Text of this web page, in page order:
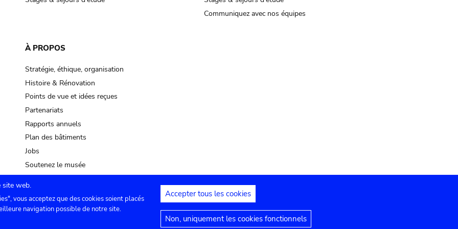
Communiquez avec nos équipes
À PROPOS
Stratégie, éthique, organisation
Histoire & Rénovation
Points de vue et idées reçues
Partenariats
Rapports annuels
Plan des bâtiments
Jobs
Soutenez le musée
Contact Paramètres de confidentialité Mentions juridiques Déclaration d'accessibilité
site web.
vous acceptez que des cookies soient placés
navigation possible de notre site.
Accepter tous les cookies
Non, uniquement les cookies fonctionnels